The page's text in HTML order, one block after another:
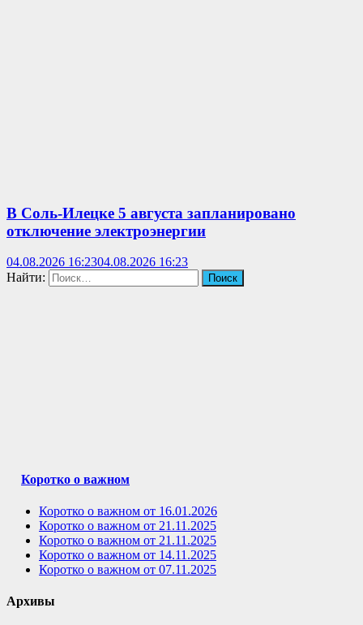
В Соль-Илецке 5 августа запланировано
отключение электроэнергии
04.08.2026 16:2304.08.2026 16:23
Найти:
Коротко о важном
Коротко о важном от 16.01.2026
Коротко о важном от 21.11.2025
Коротко о важном от 21.11.2025
Коротко о важном от 14.11.2025
Коротко о важном от 07.11.2025
Архивы